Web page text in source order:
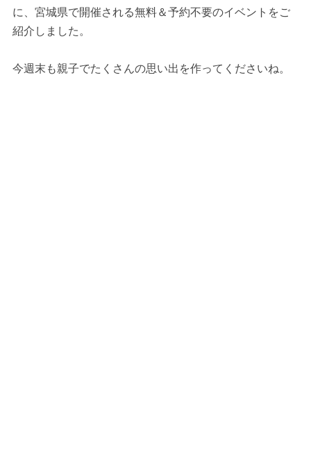
に、宮城県で開催される無料＆予約不要のイベントをご
紹介しました。
今週末も親子でたくさんの思い出を作ってくださいね。